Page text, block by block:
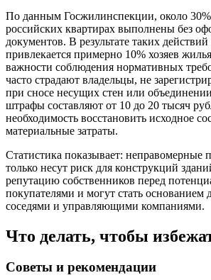
По данным Госжилинспекции, около
российских квартирах выполнены без
документов. В результате таких
привлекается примерно 10% хозяев
важности соблюдения нормативных
часто страдают владельцы, не
при сносе несущих стен или
штрафы составляют от 10 до 20 тысяч
необходимость восстановить исходное
материальные затраты.
Статистика показывает: неправомерные
только несут риск для конструкций
репутацию собственников перед
покупателями и могут стать основанием
соседями и управляющими компаниями.
Что делать, чтобы
Советы и рекомендации